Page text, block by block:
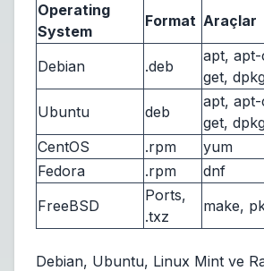
Operating
System
Format Araçlar
Debian .deb
apt,
get,
Ubuntu
deb
apt,
get,
CentOS
.rpm
yum
Fedora
.rpm
dnf
FreeBSD
Ports,
.txz
make,
Debian, Ubuntu, Linux Mint ve